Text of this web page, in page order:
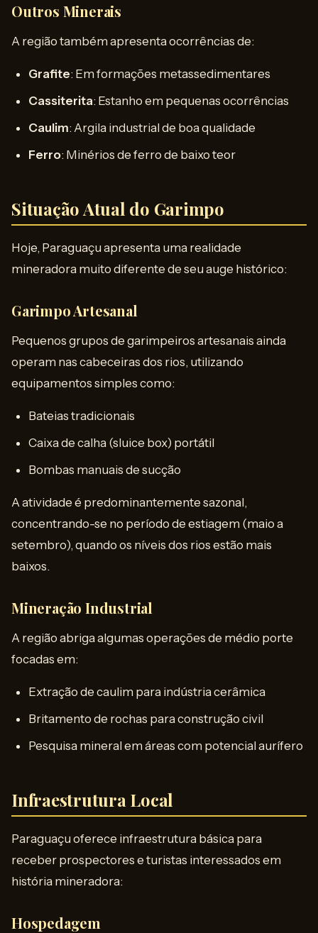
Outros Minerais
A região também apresenta ocorrências de:
Grafite: Em formações metassedimentares
Cassiterita: Estanho em pequenas ocorrências
Caulim: Argila industrial de boa qualidade
Ferro: Minérios de ferro de baixo teor
Situação Atual do Garimpo
Hoje, Paraguaçu apresenta uma realidade
mineradora muito diferente de seu auge histórico:
Garimpo Artesanal
Pequenos grupos de garimpeiros artesanais ainda
operam nas cabeceiras dos rios, utilizando
equipamentos simples como:
Bateias tradicionais
Caixa de calha (sluice box) portátil
Bombas manuais de sucção
A atividade é predominantemente sazonal,
concentrando-se no período de estiagem (maio a
setembro), quando os níveis dos rios estão mais
baixos.
Mineração Industrial
A região abriga algumas operações de médio porte
focadas em:
Extração de caulim para indústria cerâmica
Britamento de rochas para construção civil
Pesquisa mineral em áreas com potencial aurífero
Infraestrutura Local
Paraguaçu oferece infraestrutura básica para
receber prospectores e turistas interessados em
história mineradora:
Hospedagem